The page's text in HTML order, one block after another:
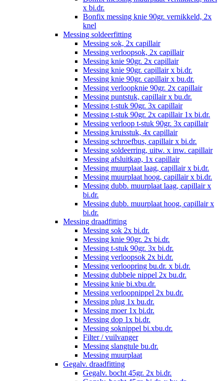
x bi.dr.
Bonfix messing knie 90gr. vernikkeld, 2x
knel
Messing soldeerfitting
Messing sok, 2x capillair
Messing verloopsok, 2x capillair
Messing knie 90gr. 2x capillair
Messing knie 90gr. capillair x bi.dr.
Messing knie 90gr. capillair x bu.dr.
Messing verloopknie 90gr. 2x capillair
Messing puntstuk, capillair x bu.dr.
Messing t-stuk 90gr. 3x capillair
Messing t-stuk 90gr. 2x capillair 1x bi.dr.
Messing verloop t-stuk 90gr. 3x capillair
Messing kruisstuk, 4x capillair
Messing schroefbus, capillair x bi.dr.
Messing soldeerring, uitw. x inw. capillair
Messing afsluitkap, 1x capillair
Messing muurplaat laag, capillair x bi.dr.
Messing muurplaat hoog, capillair x bi.dr.
Messing dubb. muurplaat laag, capillair x
bi.dr.
Messing dubb. muurplaat hoog, capillair x
bi.dr.
Messing draadfitting
Messing sok 2x bi.dr.
Messing knie 90gr. 2x bi.dr.
Messing t-stuk 90gr. 3x bi.dr.
Messing verloopsok 2x bi.dr.
Messing verloopring bu.dr. x bi.dr.
Messing dubbele nippel 2x bu.dr.
Messing knie bi.xbu.dr.
Messing verloopnippel 2x bu.dr.
Messing plug 1x bu.dr.
Messing moer 1x bi.dr.
Messing dop 1x bi.dr.
Messing soknippel bi.xbu.dr.
Filter / vuilvanger
Messing slangtule bu.dr.
Messing muurplaat
Gegalv. draadfitting
Gegalv. bocht 45gr. 2x bi.dr.